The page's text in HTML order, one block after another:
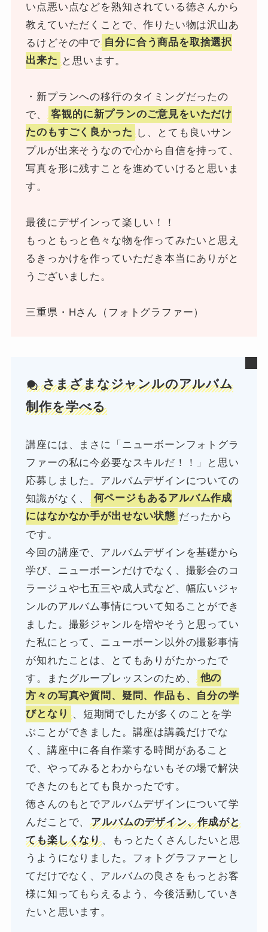
い点悪い点などを熟知されている徳さんから
教えていただくことで、作りたい物は沢山あ
るけどその中で 自分に合う商品を取捨選択
出来た と思います。
・新プランへの移行のタイミングだったの
で、 客観的に新プランのご意見をいただけ
たのもすごく良かった し、とても良いサン
プルが出来そうなので心から自信を持って、
写真を形に残すことを進めていけると思いま
す。
最後にデザインって楽しい！！
もっともっと色々な物を作ってみたいと思え
るきっかけを作っていただき本当にありがと
うございました。
三重県・Hさん（フォトグラファー）
さまざまなジャンルのアルバム
制作を学べる
講座には、まさに「ニューボーンフォトグラ
ファーの私に今必要なスキルだ！！」と思い
応募しました。アルバムデザインについての
知識がなく、 何ページもあるアルバム作成
にはなかなか手が出せない状態 だったから
です。
今回の講座で、アルバムデザインを基礎から
学び、ニューボーンだけでなく、撮影会のコ
ラージュや七五三や成人式など、幅広いジャ
ンルのアルバム事情について知ることができ
ました。撮影ジャンルを増やそうと思ってい
た私にとって、ニューボーン以外の撮影事情
が知れたことは、とてもありがたかったで
す。またグループレッスンのため、 他の
方々の写真や質問、疑問、作品も、自分の学
びとなり 、短期間でしたが多くのことを学
ぶことができました。講座は講義だけでな
く、講座中に各自作業する時間があること
で、やってみるとわからないもその場で解決
できたのもとても良かったです。
徳さんのもとでアルバムデザインについて学
んだことで、アルバムのデザイン、作成がと
ても楽しくなり 、もっとたくさんしたいと思
うようになりました。フォトグラファーとし
てだけでなく、アルバムの良さをもっとお客
様に知ってもらえるよう、今後活動していき
たいと思います。